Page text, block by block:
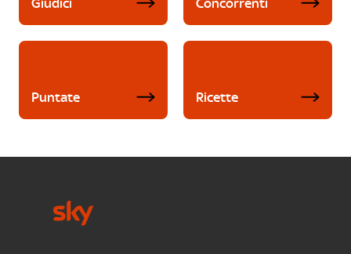
Giudici Concorrenti
Puntate Ricette